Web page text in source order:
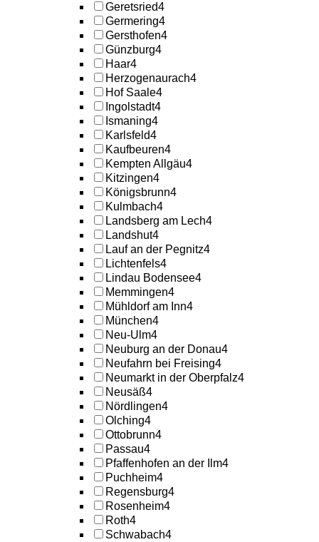
Geretsried4
Germering4
Gersthofen4
Günzburg4
Haar4
Herzogenaurach4
Hof Saale4
Ingolstadt4
Ismaning4
Karlsfeld4
Kaufbeuren4
Kempten Allgäu4
Kitzingen4
Königsbrunn4
Kulmbach4
Landsberg am Lech4
Landshut4
Lauf an der Pegnitz4
Lichtenfels4
Lindau Bodensee4
Memmingen4
Mühldorf am Inn4
München4
Neu-Ulm4
Neuburg an der Donau4
Neufahrn bei Freising4
Neumarkt in der Oberpfalz4
Neusäß4
Nördlingen4
Olching4
Ottobrunn4
Passau4
Pfaffenhofen an der Ilm4
Puchheim4
Regensburg4
Rosenheim4
Roth4
Schwabach4